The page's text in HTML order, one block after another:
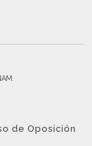
de Oposición